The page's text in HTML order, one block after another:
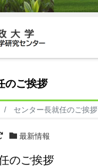
のご挨拶
センター長就任のご挨拶
最新情報
のご挨拶